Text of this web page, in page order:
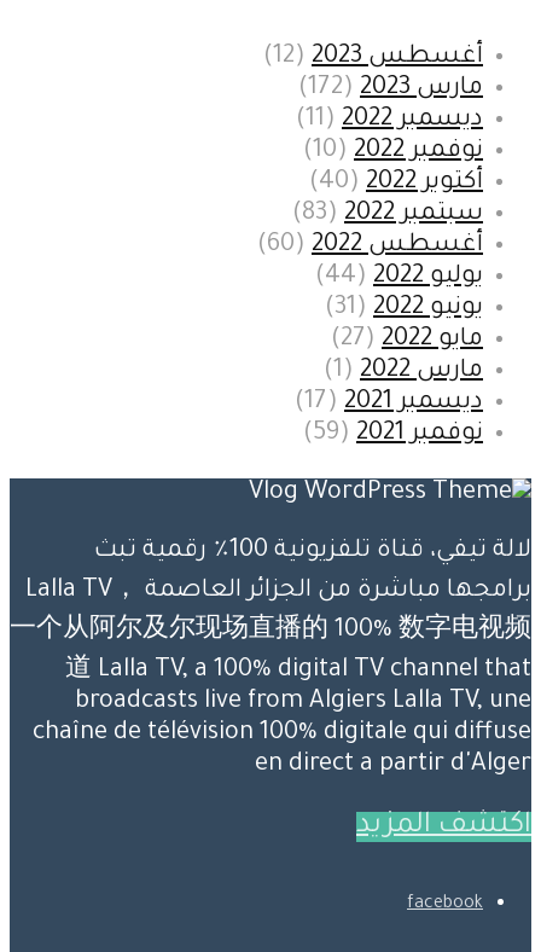
أغسطس 2023
(12)
مارس 2023
(172)
ديسمبر 2022
(11)
نوفمبر 2022
(10)
أكتوبر 2022
(40)
سبتمبر 2022
(83)
أغسطس 2022
(60)
يوليو 2022
(44)
يونيو 2022
(31)
مايو 2022
(27)
مارس 2022
(1)
ديسمبر 2021
(17)
نوفمبر 2021
(59)
لالة تيفي، قناة تلفزيونية 100٪ رقمية تبث
برامجها مباشرة من الجزائر العاصمة Lalla TV，
一个从阿尔及尔现场直播的 100% 数字电视频
道 Lalla TV, a 100% digital TV channel that
broadcasts live from Algiers Lalla TV, une
chaîne de télévision 100% digitale qui diffuse
en direct a partir d'Alger
اكتشف المزيد
facebook